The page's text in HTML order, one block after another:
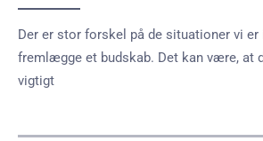
Der er stor forskel på de situationer vi er
fremlægge et budskab. Det kan være, at
vigtigt